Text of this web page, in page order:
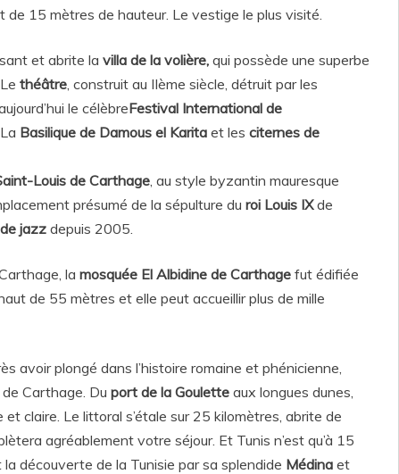
15 mètres de hauteur. Le vestige le plus visité.
et abrite la villa de la volière, qui possède une superbe
théâtre , construit au IIème siècle, détruit par les
le célèbreFestival International de
Basilique de Damous el Karita et les citernes de
Louis de Carthage , au style byzantin mauresque
présumé de la sépulture du roi Louis IXde
jazz depuis 2005.
la mosquée El Albidine de Carthage fut édifiée
de 55 mètres et elle peut accueillir plus de mille
avoir plongé dans l’histoire romaine et phénicienne,
Carthage. Du port de la Goulette aux longues dunes,
claire. Le littoral s’étale sur 25 kilomètres, abrite de
agréablement votre séjour. Et Tunis n’est qu’à 15
découverte de la Tunisie par sa splendide Médina et